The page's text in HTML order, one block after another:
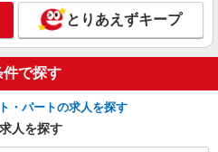
通費別途支給（規定あり） ゜
゜+゜・。○。・゜+゜ 入社祝い金10
, インセンテ
可能（規程
。・゜+゜・。○。・゜+゜
屋市西区のauショップ
とりあえずキープ
件で探す
・パートの求人を探す
人を探す